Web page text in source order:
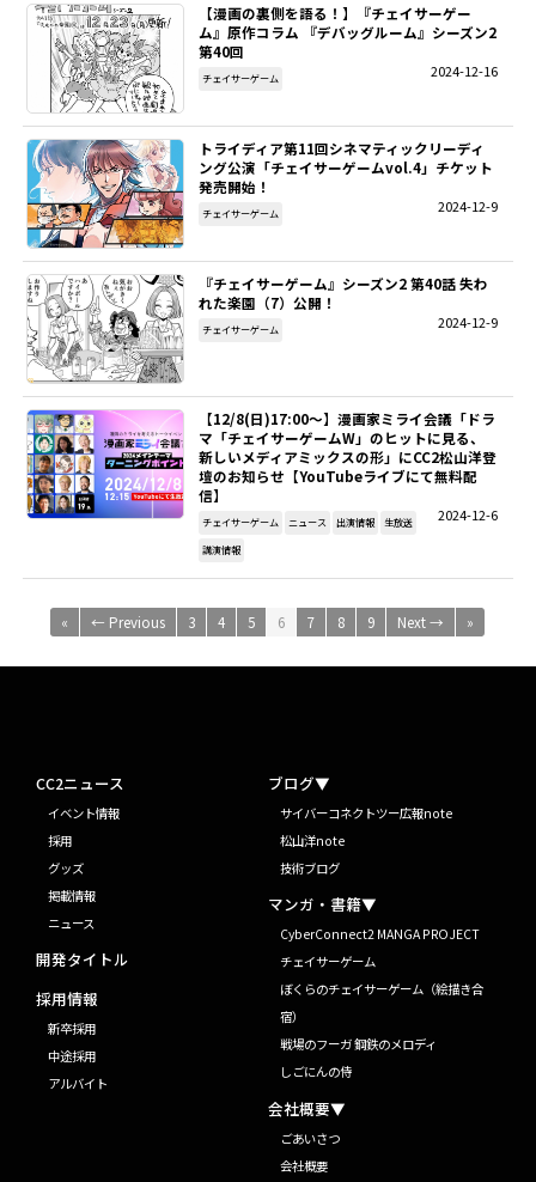
【漫画の裏側を語る！】『チェイサーゲー
ム』原作コラム 『デバッグルーム』シーズン2
第40回
2024-12-16
チェイサーゲーム
トライディア第11回シネマティックリーディ
ング公演「チェイサーゲームvol.4」チケット
発売開始！
2024-12-9
チェイサーゲーム
『チェイサーゲーム』シーズン2 第40話 失わ
れた楽園（7）公開！
2024-12-9
チェイサーゲーム
【12/8(日)17:00～】漫画家ミライ会議「ドラ
マ「チェイサーゲームW」のヒットに見る、
新しいメディアミックスの形」にCC2松山洋登
壇のお知らせ【YouTubeライブにて無料配
信】
2024-12-6
チェイサーゲーム ニュース 出演情報 生放送
講演情報
« ← Previous 3 4 5 6 7 8 9 Next → »
CC2ニュース
イベント情報
採用
グッズ
掲載情報
ニュース
開発タイトル
採用情報
新卒採用
中途採用
アルバイト
ブログ▼
サイバーコネクトツー広報note
松山洋note
技術ブログ
マンガ・書籍▼
CyberConnect2 MANGA PROJECT
チェイサーゲーム
ぼくらのチェイサーゲーム（絵描き合
宿）
戦場のフーガ 鋼鉄のメロディ
しごにんの侍
会社概要▼
ごあいさつ
会社概要